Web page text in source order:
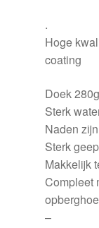
.
Hoge
coating
Doek
Sterk
Naden
Sterk
Makkelijk
Compleet
–